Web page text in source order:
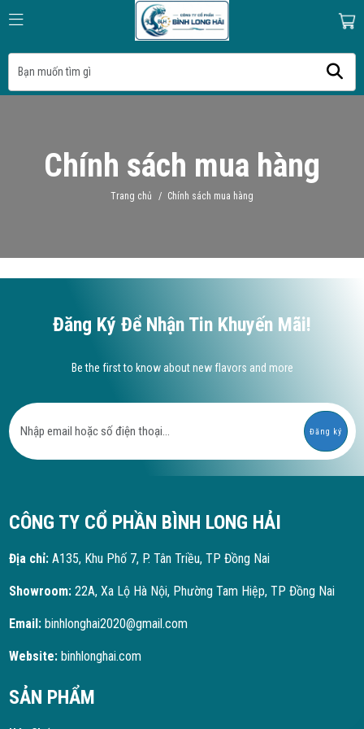
Chính sách mua hàng
Trang chủ / Chính sách mua hàng
Đăng Ký Để Nhận Tin Khuyến Mãi!
Be the first to know about new flavors and more
Đăng ký
CÔNG TY CỔ PHẦN BÌNH LONG HẢI
Địa chỉ:A135, Khu Phố 7, P. Tân Triều, TP Đồng Nai
Showroom:22A, Xa Lộ Hà Nội, Phường Tam Hiệp, TP Đồng Nai
Email:binhlonghai2020@gmail.com
Website: binhlonghai.com
SẢN PHẨM